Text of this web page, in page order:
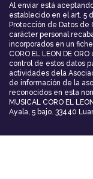
Al enviar está
establecido en el art. 5
Protección de Datos de
carácter personal
incorporados en un
CORO EL LEON DE
control de estos datos
actividades dela
de información de la
reconocidos en esta
MUSICAL CORO EL
Ayala, 5 bajo. 33440